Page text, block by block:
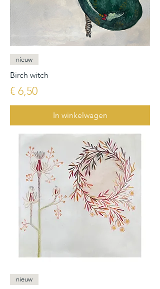
nieuw
Birch witch
Prijs
€ 6,50
In winkelwagen
nieuw